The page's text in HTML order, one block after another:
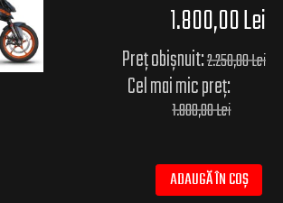
1.800,00 Lei
Preț obișnuit:2.250,00 Lei
Cel mai mic preț:
1.800,00 Lei
ADAUGĂ ÎN COȘ